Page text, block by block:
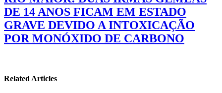
DE 14 ANOS FICAM EM ESTADO
GRAVE DEVIDO A INTOXICAÇÃO
POR MONÓXIDO DE CARBONO
Related Articles